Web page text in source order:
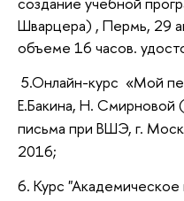
Шварцера) , Пермь, 29
объеме 16 часов.
5.Онлайн-курс «Мой
Е.Бакина, Н. Смирновой
письма при ВШЭ, г.
2016;
6. Курс